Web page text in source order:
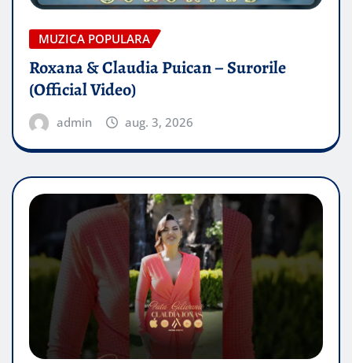
MUZICA POPULARA
Roxana & Claudia Puican – Surorile
(Official Video)
admin aug. 3, 2026